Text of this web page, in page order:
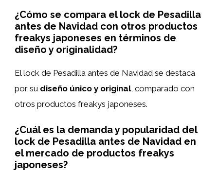
¿Cómo se compara el lock de Pesadilla
antes de Navidad con otros productos
freakys japoneses en términos de
diseño y originalidad?
El lock de Pesadilla antes de Navidad se destaca
por su diseño único y original, comparado con
otros productos freakys japoneses.
¿Cuál es la demanda y popularidad del
lock de Pesadilla antes de Navidad en
el mercado de productos freakys
japoneses?